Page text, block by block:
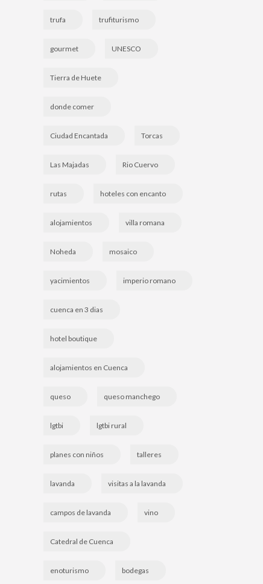
trufa trufiturismo
gourmet UNESCO
Tierra de Huete
donde comer
Ciudad Encantada Torcas
Las Majadas Rio Cuervo
rutas hoteles con encanto
alojamientos villa romana
Noheda mosaico
yacimientos imperio romano
cuenca en 3 dias
hotel boutique
alojamientos en Cuenca
queso queso manchego
lgtbi lgtbi rural
planes con niños talleres
lavanda visitas a la lavanda
campos de lavanda vino
Catedral de Cuenca
enoturismo bodegas